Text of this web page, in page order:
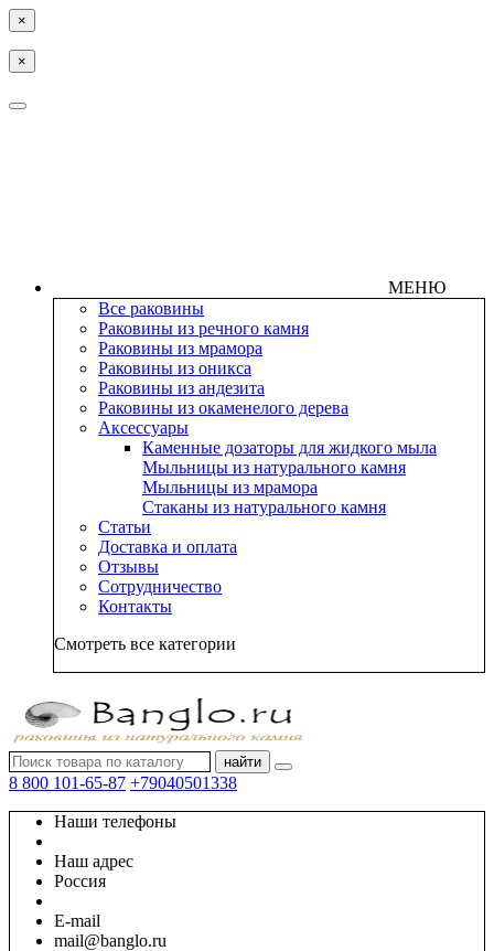
×
×
МЕНЮ
Все раковины
Раковины из речного камня
Раковины из мрамора
Раковины из оникса
Раковины из андезита
Раковины из окаменелого дерева
Аксессуары
Каменные дозаторы для жидкого мыла
Мыльницы из натурального камня
Мыльницы из мрамора
Стаканы из натурального камня
Статьи
Доставка и оплата
Отзывы
Сотрудничество
Контакты
Смотреть все категории
найти
8 800 101-65-87 +79040501338
Наши телефоны
Наш адрес
Россия
E-mail
mail@banglo.ru